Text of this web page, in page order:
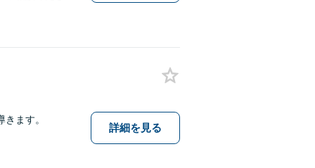
ます。
詳細を見る